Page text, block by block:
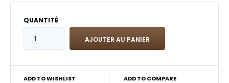
QUANTITÉ
ADD TO WISHLIST ADD TO COMPARE